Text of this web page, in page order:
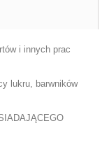
i innych prac
lukru, barwników